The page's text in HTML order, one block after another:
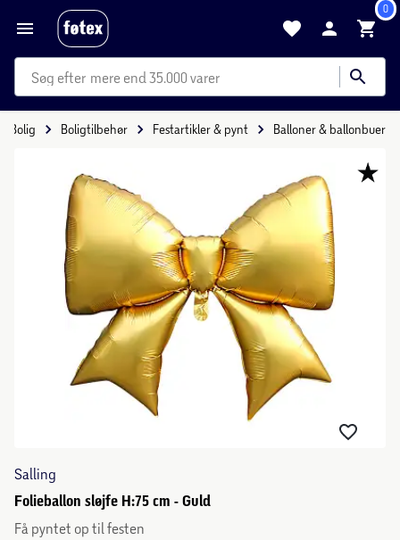
0
mere end 35.000 varer
Bolig Boligtilbehør Festartikler & pynt Balloner & ballonbuer
Salling
Folieballon sløjfe H:75 cm - Guld
Få pyntet op til festen